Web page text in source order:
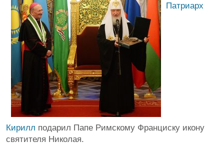
Патриарх
Кирилл подарил Папе Римскому Франциску икону
святителя Николая.